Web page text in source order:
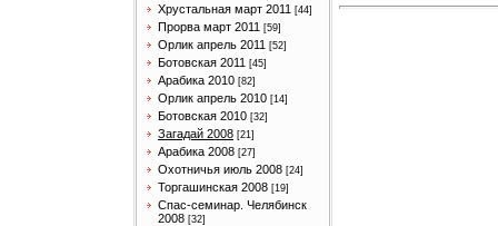
Хрустальная март 2011 [44]
Прорва март 2011 [59]
Орлик апрель 2011 [52]
Ботовская 2011 [45]
Арабика 2010 [82]
Орлик апрель 2010 [14]
Ботовская 2010 [32]
Загадай 2008 [21]
Арабика 2008 [27]
Охотничья июль 2008 [24]
Торгашинская 2008 [19]
Спас-семинар. Челябинск
2008 [32]